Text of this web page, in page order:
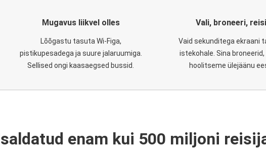
Mugavus liikvel olles
Lõõgastu tasuta Wi-Figa,
pistikupesadega ja suure jalaruumiga.
Sellised ongi kaasaegsed bussid.
Vali, broneeri, reisi
Vaid sekunditega ekraani
istekohale. Sina
hoolitseme ülejäänu
enam kui 500 miljoni